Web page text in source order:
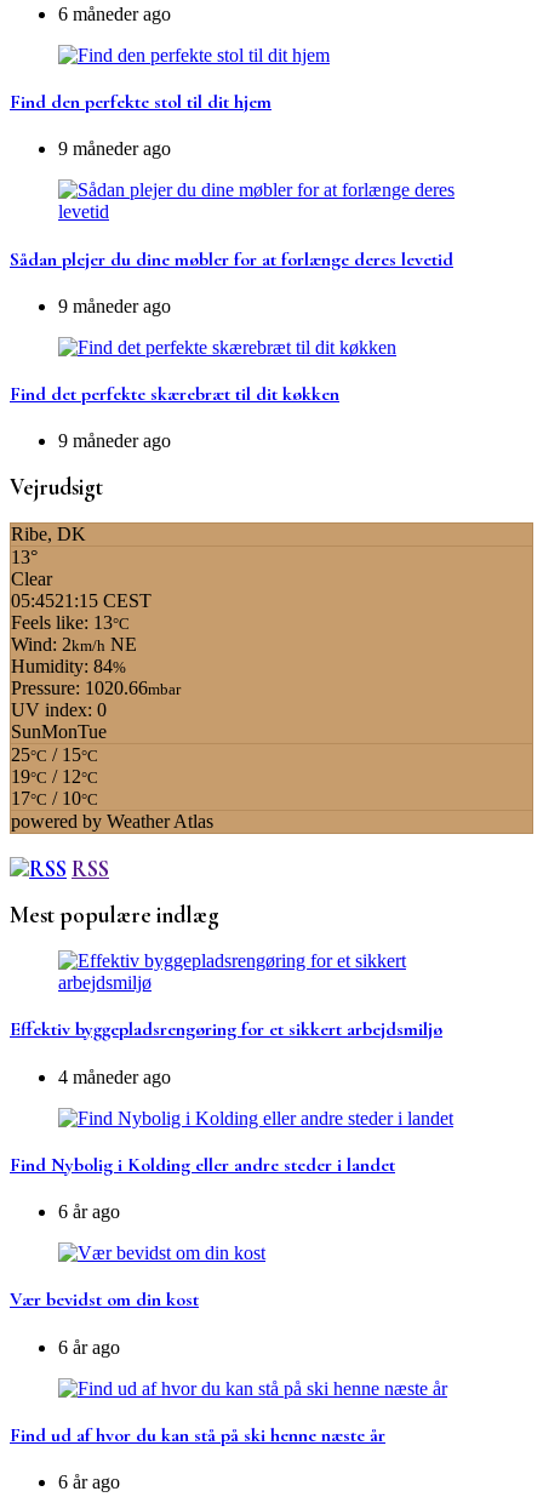
6 måneder ago
Find den perfekte stol til dit hjem
9 måneder ago
Sådan plejer du dine møbler for at forlænge deres levetid
9 måneder ago
Find det perfekte skærebræt til dit køkken
9 måneder ago
Vejrudsigt
Ribe, DK
13°
Clear
05:4521:15 CEST
Feels like: 13°C
Wind: 2km/h NE
Humidity: 84%
Pressure: 1020.66mbar
UV index: 0
SunMonTue
25°C / 15°C
19°C / 12°C
17°C / 10°C
powered by Weather Atlas
RSS
Mest populære indlæg
Effektiv byggepladsrengøring for et sikkert arbejdsmiljø
4 måneder ago
Find Nybolig i Kolding eller andre steder i landet
6 år ago
Vær bevidst om din kost
6 år ago
Find ud af hvor du kan stå på ski henne næste år
6 år ago